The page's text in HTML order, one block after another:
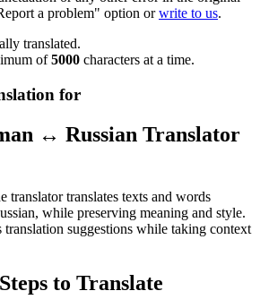
a problem" option orwrite to us.
translated.
of5000 characters at a time.
for
↔ Russian Translator
translator translates texts and words
while preserving meaning and style.
translation suggestions while taking context
to Translate